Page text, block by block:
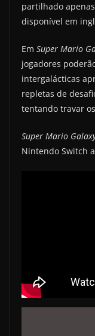
partilhado
disponível em
Em Super Mario
jogadores
intergalácticas
repletas de
tentando travar
Super Mario
Nintendo Switch